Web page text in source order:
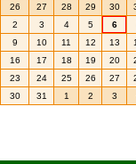
26
27 28 29 30
2
3 4 5 6
9
10 11 12 13
16
17 18 19 20
23
24 25 26 27
30
31 1 2 3